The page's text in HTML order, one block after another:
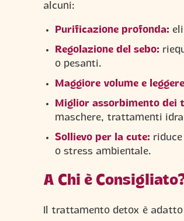
alcuni:
Purificazione profonda:
Regolazione del sebo:
o pesanti.
Maggiore volume e
Miglior assorbimento dei
maschere, trattamenti
Sollievo per la cute:
o stress ambientale.
A Chi è
Il trattamento detox è